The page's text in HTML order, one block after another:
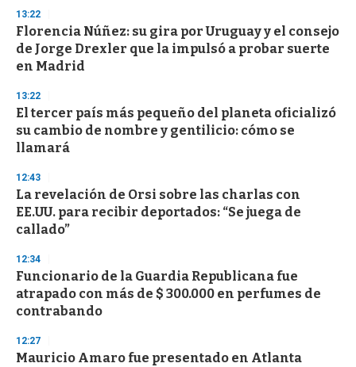
3
s
e
c
o
d
s
13:22
Florencia Núñez: su gira por Uruguay y el consejo
de Jorge Drexler que la impulsó a probar suerte
en Madrid
13:22
El tercer país más pequeño del planeta oficializó
su cambio de nombre y gentilicio: cómo se
llamará
12:43
La revelación de Orsi sobre las charlas con
EE.UU. para recibir deportados: “Se juega de
callado”
12:34
Funcionario de la Guardia Republicana fue
atrapado con más de $ 300.000 en perfumes de
contrabando
12:27
Mauricio Amaro fue presentado en Atlanta